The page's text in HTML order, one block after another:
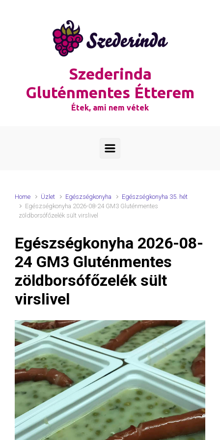
Szederinda
Gluténmentes Étterem
Étek, ami nem vétek
Home Üzlet Egészségkonyha
Egészségkonyha 35. hét
Egészségkonyha 2026-08-24 GM3 Gluténmentes
zöldborsófőzelék sült virslivel
Egészségkonyha 2026-08-
24 GM3 Gluténmentes
zöldborsófőzelék sült
virslivel